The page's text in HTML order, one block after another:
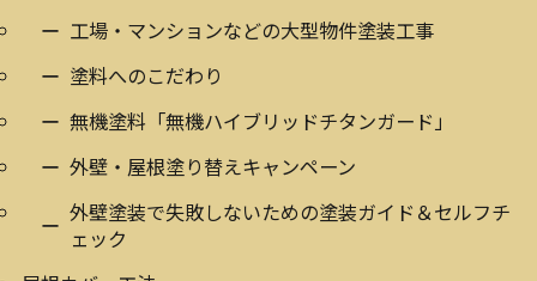
工場・マンションなどの大型物件塗装工事
塗料へのこだわり
無機塗料「無機ハイブリッドチタンガード」
外壁・屋根塗り替えキャンペーン
外壁塗装で失敗しないための塗装ガイド＆セルフチ
ェック